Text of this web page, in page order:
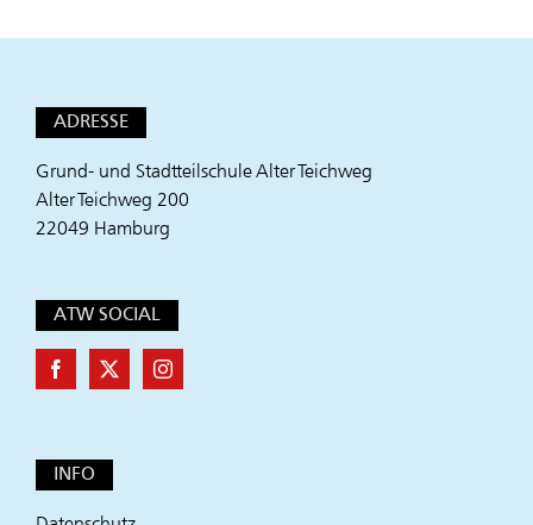
ADRESSE
Grund- und Stadtteilschule Alter Teichweg
Alter Teichweg 200
22049 Hamburg
ATW SOCIAL
INFO